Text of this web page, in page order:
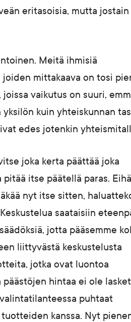
eritasoisia, mutta jostain
Meitä ihmisiä
mittakaava on tosi
vaikutus on suuri,
kuin yhteiskunnan
edes jotenkin
joka kerta päättää joka
itse päätellä paras.
nyt itse sitten,
saataisiin
jotta pääsemme
liittyvästä keskustelusta
jotka ovat luontoa
hintaa ei ole
puhtaat
kanssa. Nyt